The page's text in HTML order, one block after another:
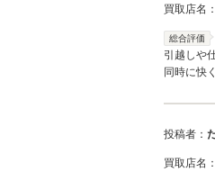
買取店名：
総合評価
引越しや
同時に快
投稿者：
買取店名：